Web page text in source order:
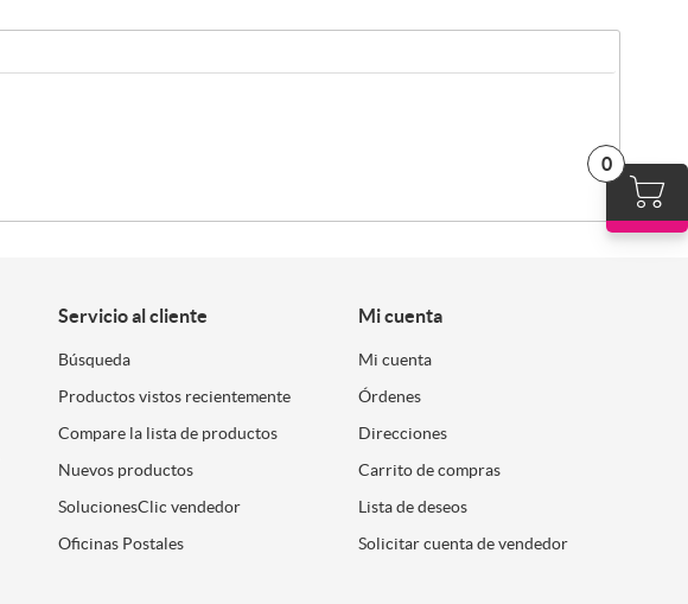
0
Servicio al cliente
Búsqueda
Productos vistos recientemente
Compare la lista de productos
Nuevos productos
SolucionesClic vendedor
Oficinas Postales
Mi cuenta
Mi cuenta
Órdenes
Direcciones
Carrito de compras
Lista de deseos
Solicitar cuenta de vendedor